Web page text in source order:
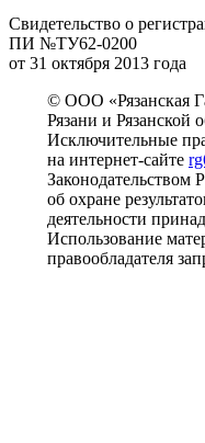
Свидетельство о
ПИ №ТУ62-0200
от 31 октября 2013 года
© ООО «Рязанская
Рязани и Рязанской
Исключительные
на интернет-сайте
Законодательством
об охране
деятельности
Использование
правообладателя